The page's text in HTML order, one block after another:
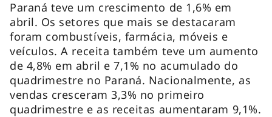
Paraná teve um crescimento de 1,6% em
abril. Os setores que mais se destacaram
foram combustíveis, farmácia, móveis e
veículos. A receita também teve um aumento
de 4,8% em abril e 7,1% no acumulado do
quadrimestre no Paraná. Nacionalmente, as
vendas cresceram 3,3% no primeiro
quadrimestre e as receitas aumentaram 9,1%.